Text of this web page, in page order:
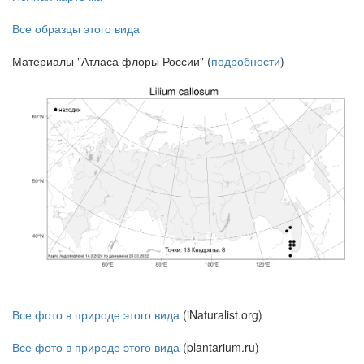
Все образцы этого вида
Материалы "Атласа флоры России" (подробности)
Все фото в природе этого вида (iNaturalist.org)
Все фото в природе этого вида (plantarium.ru)